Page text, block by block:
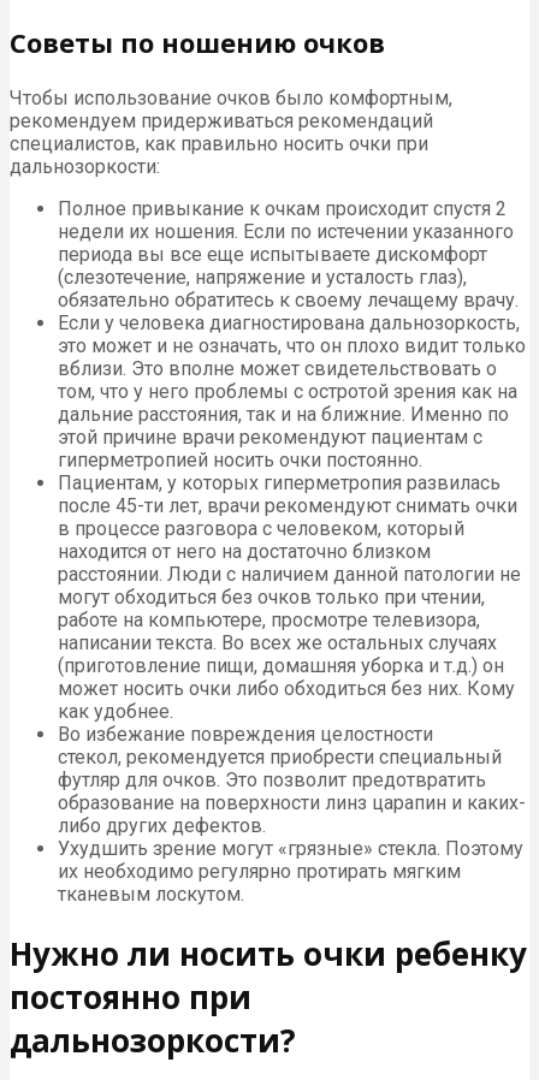
Советы по ношению очков
Чтобы использование очков было комфортным,
рекомендуем придерживаться рекомендаций
специалистов, как правильно носить очки при
дальнозоркости:
Полное привыкание к очкам происходит спустя 2
недели их ношения. Если по истечении указанного
периода вы все еще испытываете дискомфорт
(слезотечение, напряжение и усталость глаз),
обязательно обратитесь к своему лечащему врачу.
Если у человека диагностирована дальнозоркость,
это может и не означать, что он плохо видит только
вблизи. Это вполне может свидетельствовать о
том, что у него проблемы с остротой зрения как на
дальние расстояния, так и на ближние. Именно по
этой причине врачи рекомендуют пациентам с
гиперметропией носить очки постоянно.
Пациентам, у которых гиперметропия развилась
после 45-ти лет, врачи рекомендуют снимать очки
в процессе разговора с человеком, который
находится от него на достаточно близком
расстоянии. Люди с наличием данной патологии не
могут обходиться без очков только при чтении,
работе на компьютере, просмотре телевизора,
написании текста. Во всех же остальных случаях
(приготовление пищи, домашняя уборка и т.д.) он
может носить очки либо обходиться без них. Кому
как удобнее.
Во избежание повреждения целостности
стекол, рекомендуется приобрести специальный
футляр для очков. Это позволит предотвратить
образование на поверхности линз царапин и каких-
либо других дефектов.
Ухудшить зрение могут «грязные» стекла. Поэтому
их необходимо регулярно протирать мягким
тканевым лоскутом.
Нужно ли носить очки ребенку
постоянно при
дальнозоркости?